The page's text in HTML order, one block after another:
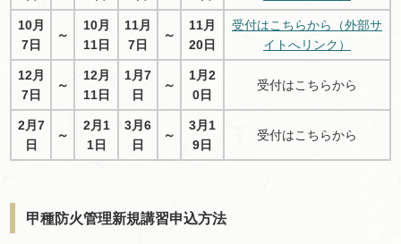
10月
7日
～
10月
11日
11月
7日
～
11月
20日
受付はこちらから（外部サ
イトへリンク）
12月
7日
～
12月
11日
1月7
日
～
1月2
0日
受付はこちらから
2月7
日
～
2月1
1日
3月6
日
～
3月1
9日
受付はこちらから
甲種防火管理新規講習申込方法